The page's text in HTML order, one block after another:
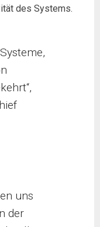
des Systems.
uns
der